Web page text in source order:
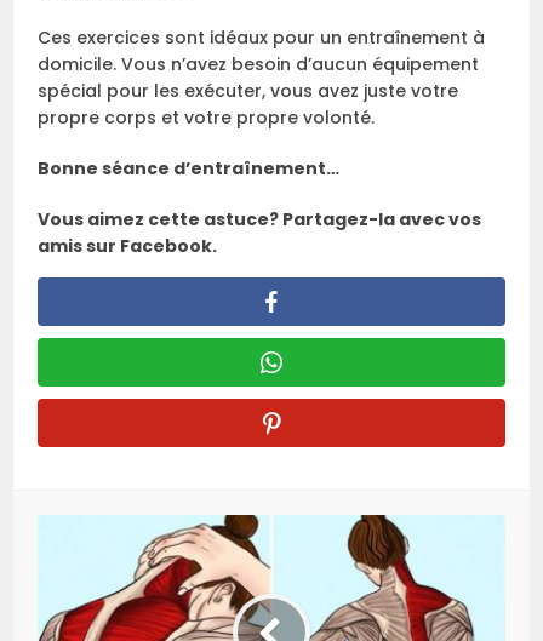
Ces exercices sont idéaux pour un entraînement à
domicile. Vous n’avez besoin d’aucun équipement
spécial pour les exécuter, vous avez juste votre
propre corps et votre propre volonté.
Bonne séance d’entraînement…
Vous aimez cette astuce? Partagez-la avec vos
amis sur Facebook.